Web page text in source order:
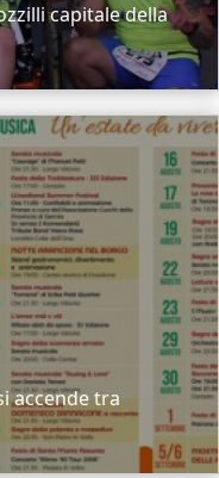
capitale della
accende tra